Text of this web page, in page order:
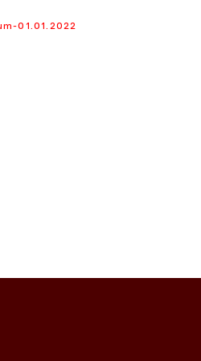
01.01.2022